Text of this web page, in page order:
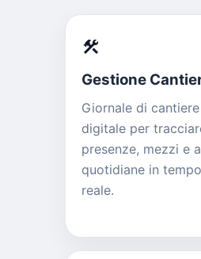
construction
Gestione
Giornale di cantiere
digitale per
presenze, mezzi e
quotidiane in tempo
reale.